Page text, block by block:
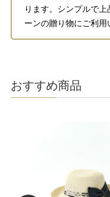
ります。シンプルで
ーンの贈り物にご利用
おすすめ商品